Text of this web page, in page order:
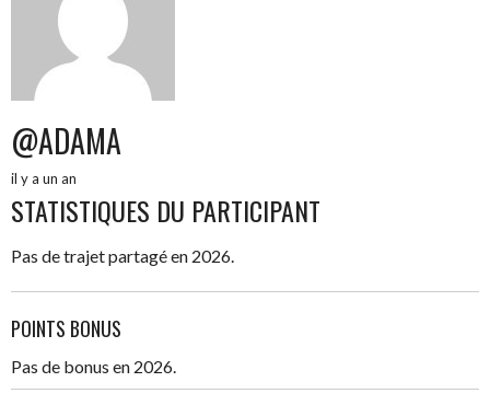
@ADAMA
il y a un an
STATISTIQUES DU PARTICIPANT
Pas de trajet partagé en 2026.
POINTS BONUS
Pas de bonus en 2026.